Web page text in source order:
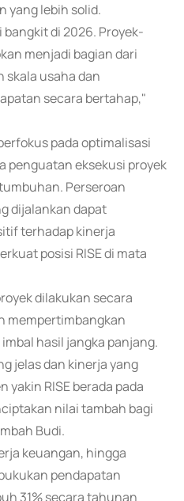
yang lebih solid.
bangkit di 2026. Proyek-
menjadi bagian dari
skala usaha dan
secara bertahap,"
pada optimalisasi
penguatan eksekusi proyek
Perseroan
dijalankan dapat
terhadap kinerja
posisi RISE di mata
dilakukan secara
mempertimbangkan
hasil jangka panjang.
jelas dan kinerja yang
yakin RISE berada pada
nilai tambah bagi
Budi.
keuangan, hingga
pendapatan
31% secara tahunan